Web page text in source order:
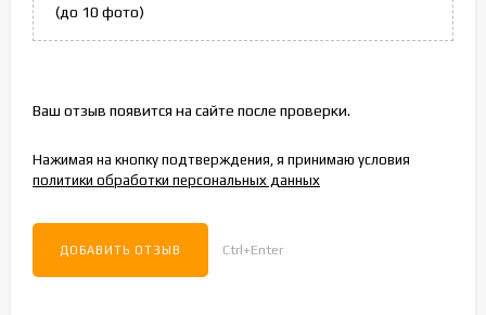
(до 10 фото)
Ваш отзыв появится на сайте после проверки.
Нажимая на кнопку подтверждения, я принимаю условия
политики обработки персональных данных
Ctrl+Enter